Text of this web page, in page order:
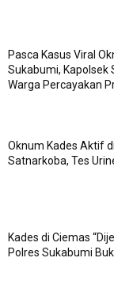
Pasca Kasus Viral
Sukabumi, Kapolsek
Warga Percayakan
Oknum Kades Aktif
Satnarkoba, Tes
Kades di Ciemas
Polres Sukabumi